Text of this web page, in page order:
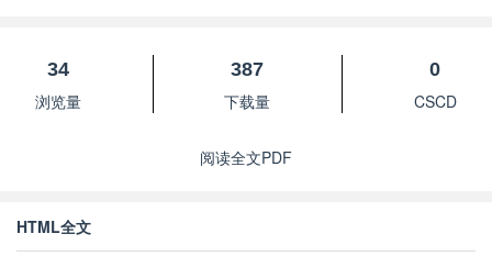
34
浏览量
387
下载量
0
CSCD
阅读全文PDF
HTML全文